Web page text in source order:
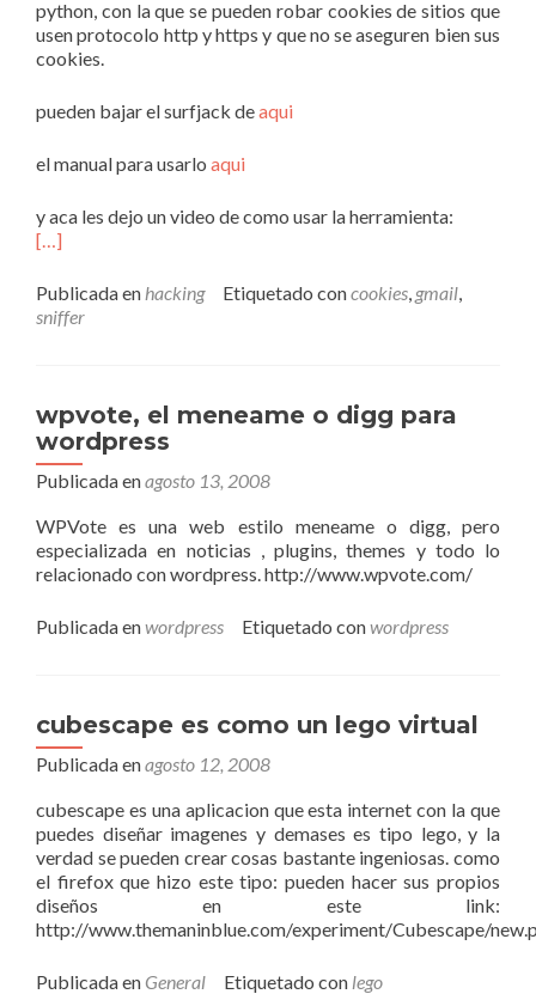
python, con la que se pueden robar cookies de sitios que
usen protocolo http y https y que no se aseguren bien sus
cookies.
pueden bajar el surfjack deaqui
el manual para usarlo aqui
y aca les dejo un video de como usar la herramienta:
[…]
Publicada en hacking Etiquetado concookies, gmail,
sniffer
wpvote, el meneame o digg para
wordpress
Publicada enagosto 13, 2008
WPVote es una web estilo meneame o digg, pero
especializada en noticias , plugins, themes y todo lo
relacionado con wordpress. http://www.wpvote.com/
Publicada enwordpress Etiquetado conwordpress
cubescape es como un lego virtual
Publicada enagosto 12, 2008
cubescape es una aplicacion que esta internet con la que
puedes diseñar imagenes y demases es tipo lego, y la
verdad se pueden crear cosas bastante ingeniosas. como
el firefox que hizo este tipo: pueden hacer sus propios
diseños en este link:
http://www.themaninblue.com/experiment/Cubescape/
Publicada en General Etiquetado con lego